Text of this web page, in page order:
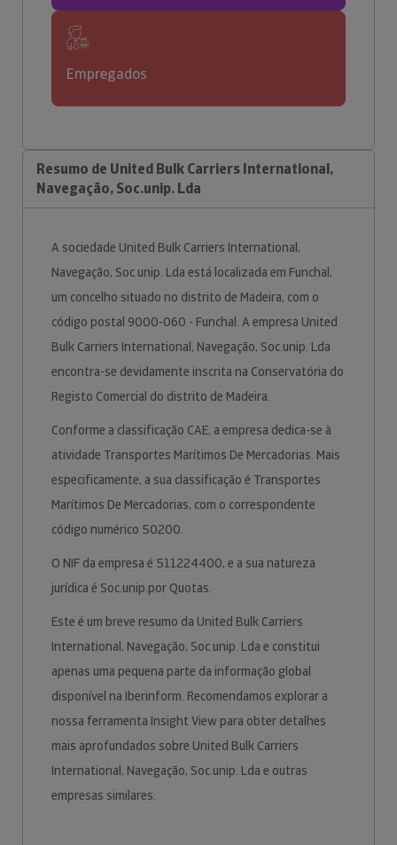
Empregados
Resumo de United Bulk Carriers International,
Navegação, Soc.unip. Lda
A sociedade United Bulk Carriers International,
Navegação, Soc.unip. Lda está localizada em Funchal,
um concelho situado no distrito de Madeira, com o
código postal 9000-060 - Funchal. A empresa United
Bulk Carriers International, Navegação, Soc.unip. Lda
encontra-se devidamente inscrita na Conservatória do
Registo Comercial do distrito de Madeira.
Conforme a classificação CAE, a empresa dedica-se à
atividade Transportes Marítimos De Mercadorias. Mais
especificamente, a sua classificação é Transportes
Marítimos De Mercadorias, com o correspondente
código numérico 50200.
O NIF da empresa é 511224400, e a sua natureza
jurídica é Soc.unip.por Quotas.
Este é um breve resumo da United Bulk Carriers
International, Navegação, Soc.unip. Lda e constitui
apenas uma pequena parte da informação global
disponível na Iberinform. Recomendamos explorar a
nossa ferramenta Insight View para obter detalhes
mais aprofundados sobre United Bulk Carriers
International, Navegação, Soc.unip. Lda e outras
empresas similares.